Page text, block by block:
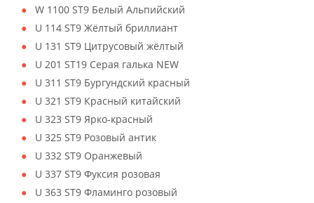
W 1100 ST9 Белый Альпийский
U 114 ST9 Жёлтый бриллиант
U 131 ST9 Цитрусовый жёлтый
U 201 ST19 Серая галька NEW
U 311 ST9 Бургундский красный
U 321 ST9 Красный китайский
U 323 ST9 Ярко-красный
U 325 ST9 Розовый антик
U 332 ST9 Оранжевый
U 337 ST9 Фуксия розовая
U 363 ST9 Фламинго розовый